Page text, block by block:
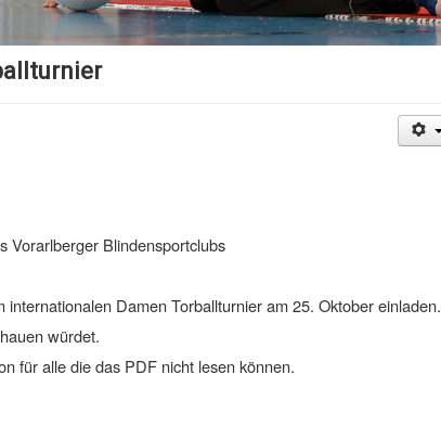
Vorarlberger Blindensportclubs
Damen Torballturnier am 25. Oktober einladen.
würdet.
für alle die das PDF nicht lesen können.